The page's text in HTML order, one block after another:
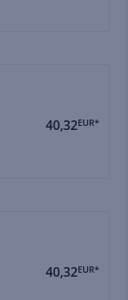
40,32EUR*
40,32EUR*